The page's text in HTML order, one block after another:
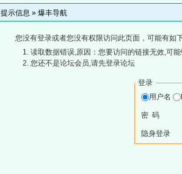
提示信息 » 爆丰导航
您没有登录或者您没有权限访问此页面，可能有如
读取数据错误,原因：您要访问的链接无效,可
您还不是论坛会员,请先登录论坛
登录
用户名
密 码
隐身登录